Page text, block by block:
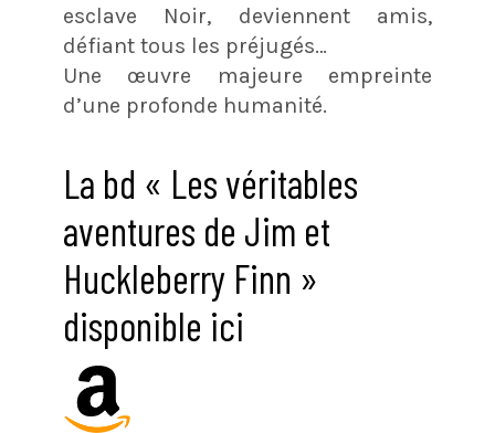
esclave Noir, deviennent amis,
défiant tous les préjugés…
Une œuvre majeure empreinte
d’une profonde humanité.
La bd « Les véritables
aventures de Jim et
Huckleberry Finn »
disponible ici